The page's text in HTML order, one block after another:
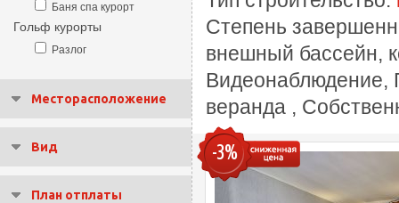
Баня спа курорт
Гольф курорты
Разлог
Месторасположение
Вид
План отплаты
Степень
внешный бассейн,
Видеонаблюдение,
веранда ,
-3%